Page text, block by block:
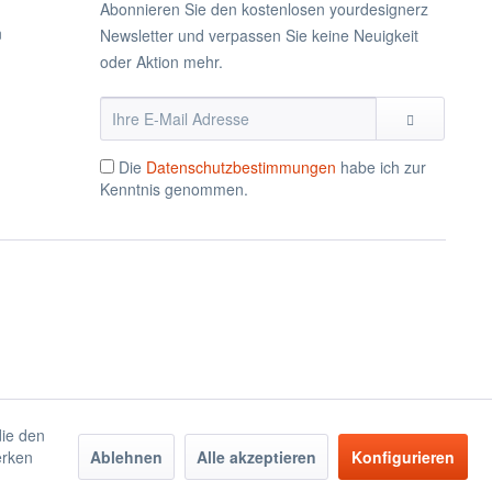
Abonnieren Sie den kostenlosen yourdesignerz
Newsletter und verpassen Sie keine Neuigkeit
oder Aktion mehr.
Die Datenschutzbestimmungen habe ich zur
Kenntnis genommen.
den
Ablehnen Alle akzeptieren Konfigurieren